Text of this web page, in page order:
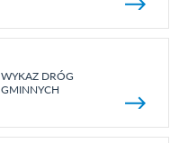
WYKAZ DRÓG
GMINNYCH